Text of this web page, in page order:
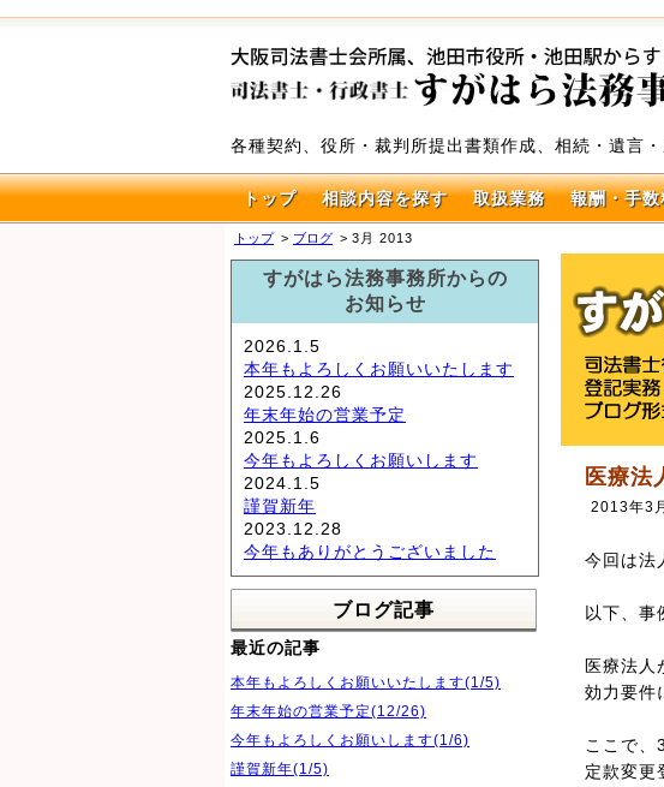
各種契約、役所・裁判所提出書類作成、相続・遺言
トップ 相談内容を探す 取扱業務 報酬・手
トップ ブログ 3月 2013
医療法
2013年3
今回は法
以下、事
医療法人
効力要件
ここで、
定款変更
すがはら法務事務所からの
お知らせ
2026.1.5
本年もよろしくお願いいたします
2025.12.26
年末年始の営業予定
2025.1.6
今年もよろしくお願いします
2024.1.5
謹賀新年
2023.12.28
今年もありがとうございました
ブログ記事
最近の記事
本年もよろしくお願いいたします(1/5)
年末年始の営業予定(12/26)
今年もよろしくお願いします(1/6)
謹賀新年(1/5)